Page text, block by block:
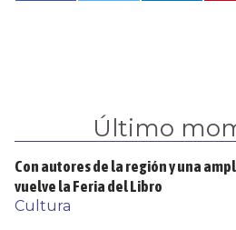
Último
Con autores de la región y una
vuelve la Feria del Libro
Cultura